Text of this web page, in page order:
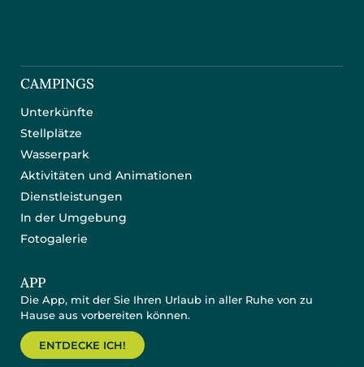
CAMPINGS
Unterkünfte
Stellplätze
Wasserpark
Aktivitäten und Animationen
Dienstleistungen
In der Umgebung
Fotogalerie
APP
Die App, mit der Sie Ihren Urlaub in aller Ruhe von zu
Hause aus vorbereiten können.
ENTDECKE ICH!